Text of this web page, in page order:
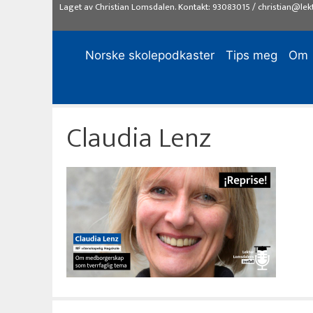
Laget avChristian Lomsdalen. Kontakt: 93083015/
Norske skolepodkaster Tips meg Om
Claudia Lenz